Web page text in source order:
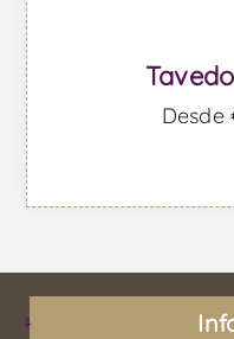
Desde